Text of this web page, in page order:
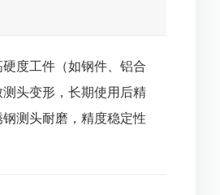
度工件（如钢件、铝合
头变形，长期使用后精
测头耐磨，精度稳定性